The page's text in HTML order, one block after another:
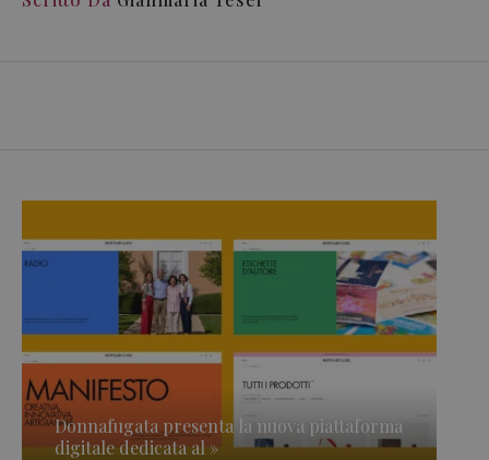
Donnafugata presenta la nuova piattaforma
digitale dedicata al »